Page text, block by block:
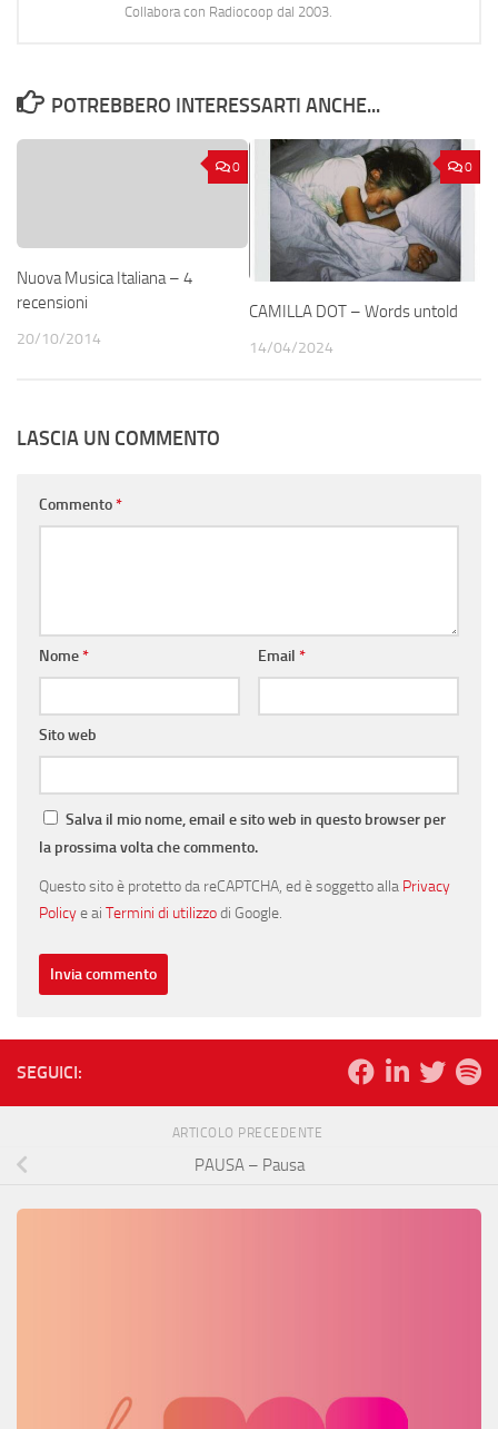
Collabora con Radiocoop dal 2003.
POTREBBERO INTERESSARTI ANCHE...
0
Nuova Musica Italiana – 4
recensioni
20/10/2014
0
CAMILLA DOT – Words untold
14/04/2024
LASCIA UN COMMENTO
Commento*
Nome* Email *
Sito web
Salva il mio nome, email e sito web in questo browser per
la prossima volta che commento.
Questo sito è protetto da reCAPTCHA, ed è soggetto alla Privacy
Policye ai Termini di utilizzodi Google.
SEGUICI:
ARTICOLO PRECEDENTE
PAUSA – Pausa